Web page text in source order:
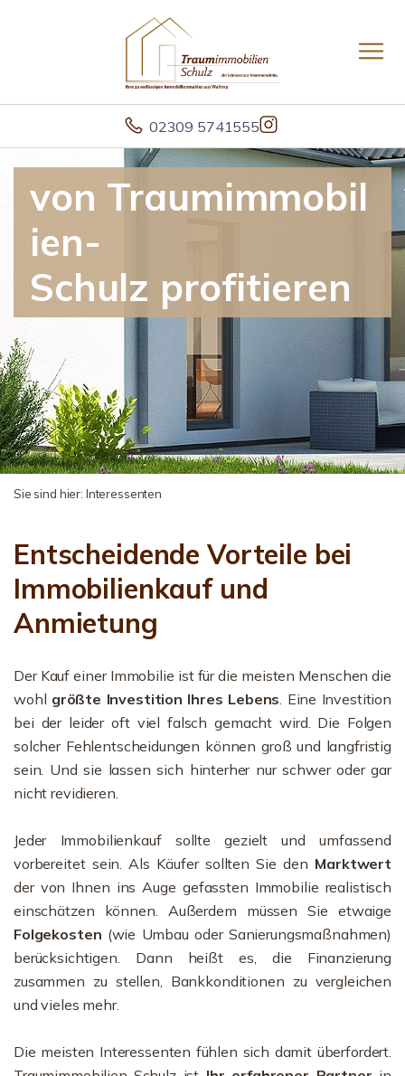
02309 5741555
von Traumimmobil
ien-
Schulz profitieren
Sie sind hier: Interessenten
Entscheidende Vorteile bei
Immobilienkauf und
Anmietung
Der Kauf einer Immobilie ist für die meisten Menschen die
wohl größte Investition Ihres Lebens. Eine Investition
bei der leider oft viel falsch gemacht wird. Die Folgen
solcher Fehlentscheidungen können groß und langfristig
sein. Und sie lassen sich hinterher nur schwer oder gar
nicht revidieren.
Jeder Immobilienkauf sollte gezielt und umfassend
vorbereitet sein. Als Käufer sollten Sie den Marktwert
der von Ihnen ins Auge gefassten Immobilie realistisch
einschätzen können. Außerdem müssen Sie etwaige
Folgekosten (wie Umbau oder Sanierungsmaßnahmen)
berücksichtigen. Dann heißt es, die Finanzierung
zusammen zu stellen, Bankkonditionen zu vergleichen
und vieles mehr.
Die meisten Interessenten fühlen sich damit überfordert.